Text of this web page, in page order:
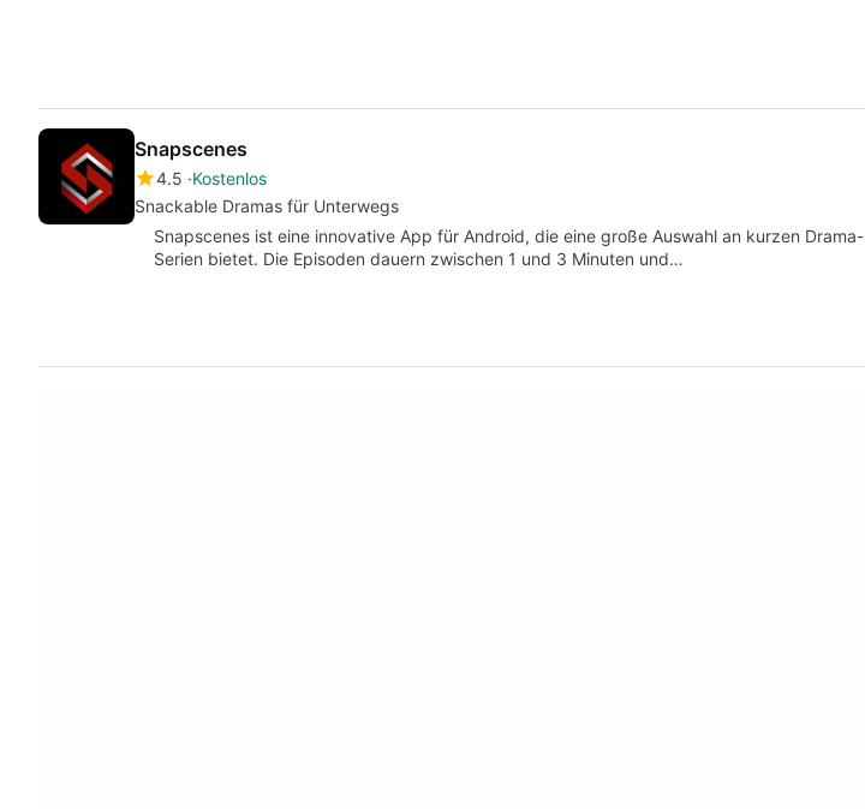
Snapscenes
4.5 Kostenlos
Snackable Dramas für Unterwegs
Snapscenes ist eine innovative App für Android, die eine große Auswahl an kurzen Drama-
Serien bietet. Die Episoden dauern zwischen 1 und 3 Minuten und…